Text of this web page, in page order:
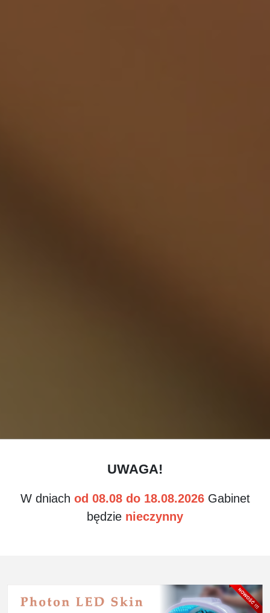
UWAGA!
W dniach od 08.08 do 18.08.2026Gabinet
będzie nieczynny